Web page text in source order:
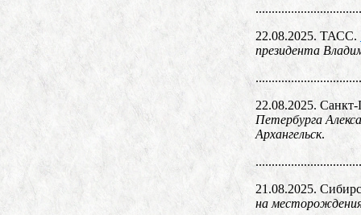
22.08.2025. ТАСС.
президента
22.08.2025.
Петербурга
Архангельск.
21.08.2025.
на